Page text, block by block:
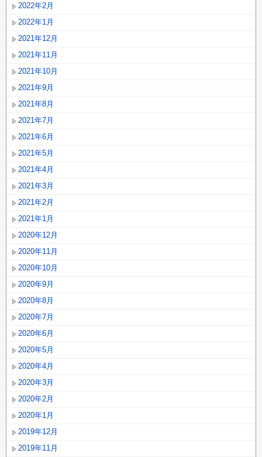
2022年2月
2022年1月
2021年12月
2021年11月
2021年10月
2021年9月
2021年8月
2021年7月
2021年6月
2021年5月
2021年4月
2021年3月
2021年2月
2021年1月
2020年12月
2020年11月
2020年10月
2020年9月
2020年8月
2020年7月
2020年6月
2020年5月
2020年4月
2020年3月
2020年2月
2020年1月
2019年12月
2019年11月